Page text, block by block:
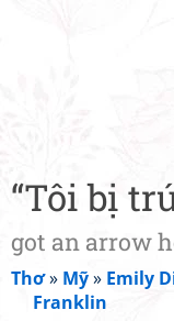
“Tôi bị
got an arrow
Thơ» Mỹ» Emily
Franklin